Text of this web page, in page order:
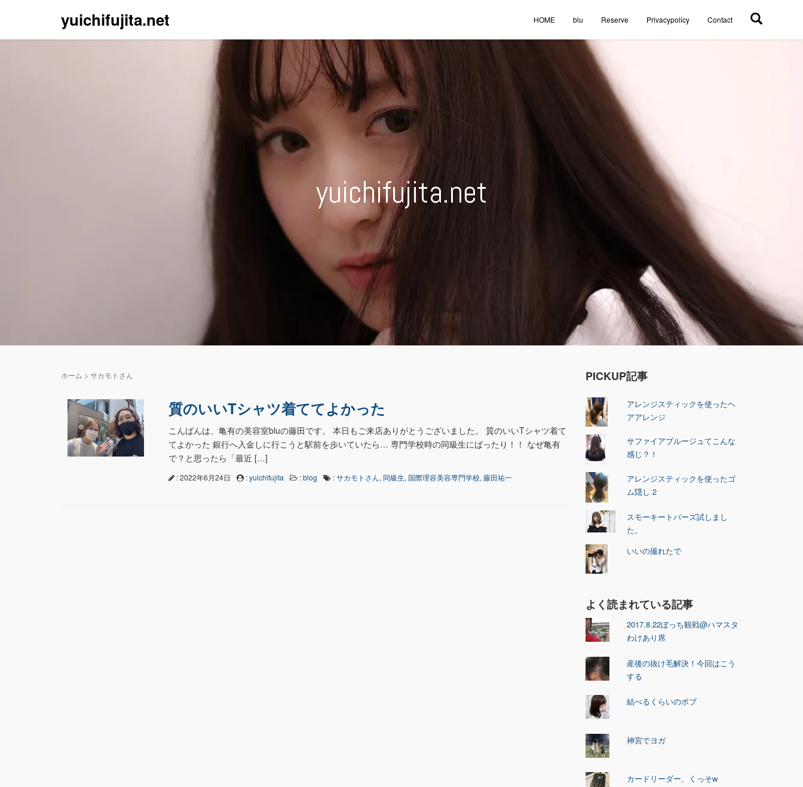
yuichifujita.net HOME blu Reserve Privacypolicy Contact
yuichifujita.net
ホーム > サカモトさん
質のいいTシャツ着ててよかった
こんばんは、亀有の美容室bluの藤田です。 本日もご来店ありがとうございました。 質のいいTシャツ着て
てよかった 銀行へ入金しに行こうと駅前を歩いていたら… 専門学校時の同級生にばったり！！ なぜ亀有
で？と思ったら「最近 […]
: 2022年6月24日 :yuichifujita :blog :サカモトさん, 同級生, 国際理容美容専門学校, 藤田祐一
PICKUP記事
アレンジスティックを使ったヘ
アアレンジ
サファイアブルージュてこんな
感じ？！
アレンジスティックを使ったゴ
ム隠し 2
スモーキートパーズ試しまし
た。
いいの撮れたで
よく読まれている記事
2017.8.22ぼっち観戦@ハマスタ
わけあり席
産後の抜け毛解決！今回はこう
する
結べるくらいのボブ
神宮でヨガ
カードリーダー、くっそw